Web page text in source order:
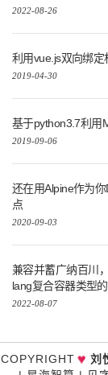
2022-08-26
利用vue.js双向绑
2019-04-30
基于python3.7利用
2019-09-06
还在用Alpine作为
点
2020-09-03
兼容并蓄广纳百川
lang复合容器类型
2022-08-07
COPYRIGHT♥ 刘